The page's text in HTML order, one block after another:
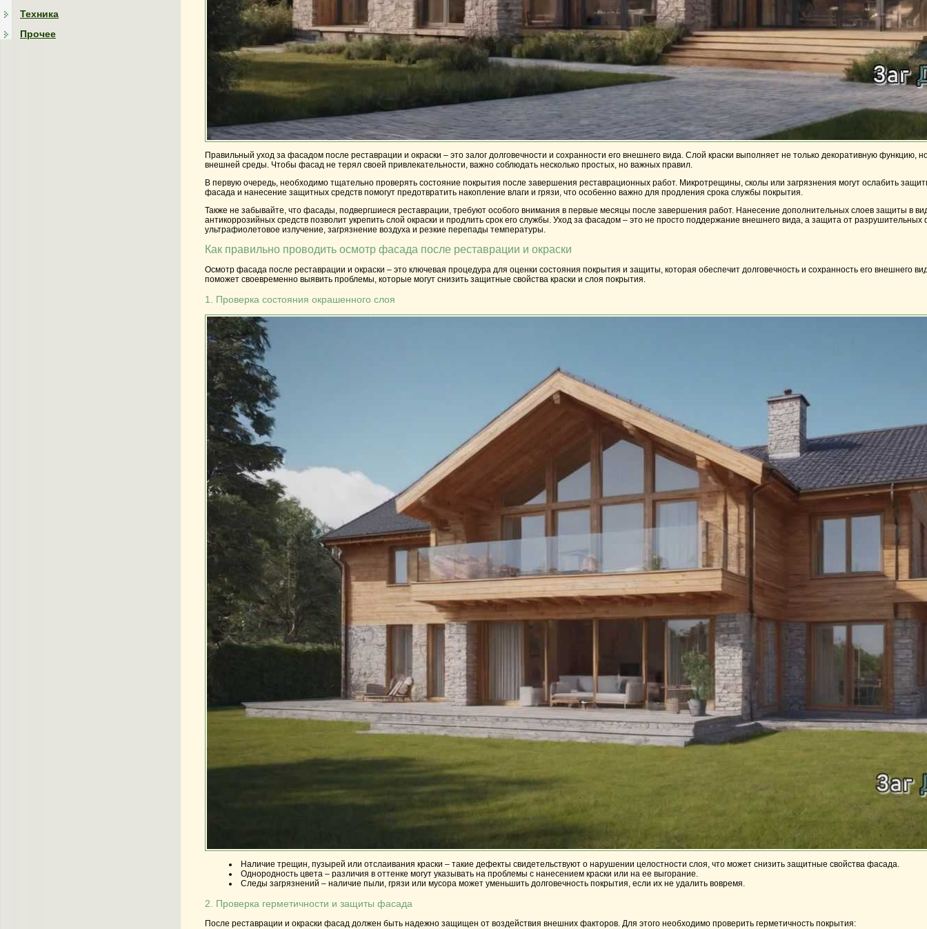
Техника
Прочее
Правильный уход за фасадом после реставрации и окраски – это залог долговечности и сохранности его внешнего вида. Слой краски выполняет не только декоративную функцию,
внешней среды. Чтобы фасад не терял своей привлекательности, важно соблюдать несколько простых, но важных правил.
В первую очередь, необходимо тщательно проверять состояние покрытия после завершения реставрационных работ. Микротрещины, сколы или загрязнения могут ослабить
фасада и нанесение защитных средств помогут предотвратить накопление влаги и грязи, что особенно важно для продления срока службы покрытия.
Также не забывайте, что фасады, подвергшиеся реставрации, требуют особого внимания в первые месяцы после завершения работ. Нанесение дополнительных слоев защиты в
антикоррозийных средств позволит укрепить слой окраски и продлить срок его службы. Уход за фасадом – это не просто поддержание внешнего вида, а защита от
ультрафиолетовое излучение, загрязнение воздуха и резкие перепады температуры.
Как правильно проводить осмотр фасада после реставрации и окраски
Осмотр фасада после реставрации и окраски – это ключевая процедура для оценки состояния покрытия и защиты, которая обеспечит долговечность и сохранность его внешнего
поможет своевременно выявить проблемы, которые могут снизить защитные свойства краски и слоя покрытия.
1. Проверка состояния окрашенного слоя
Наличие трещин, пузырей или отслаивания краски – такие дефекты свидетельствуют о нарушении целостности слоя, что может снизить защитные свойства фасада.
Однородность цвета – различия в оттенке могут указывать на проблемы с нанесением краски или на ее выгорание.
Следы загрязнений – наличие пыли, грязи или мусора может уменьшить долговечность покрытия, если их не удалить вовремя.
2. Проверка герметичности и защиты фасада
После реставрации и окраски фасад должен быть надежно защищен от воздействия внешних факторов. Для этого необходимо проверить герметичность покрытия: